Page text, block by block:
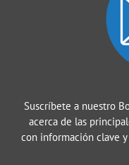
Suscríbete a nuestro
acerca de las
con información clave